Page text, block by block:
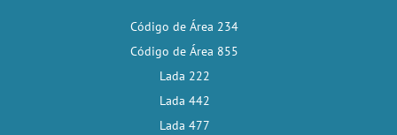
Código de Área 234
Código de Área 855
Lada 222
Lada 442
Lada 477